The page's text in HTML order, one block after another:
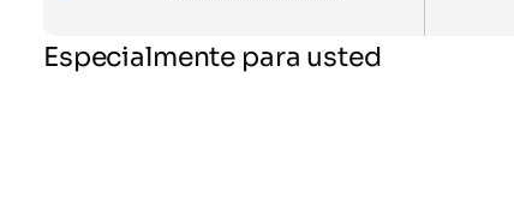
Especialmente para usted